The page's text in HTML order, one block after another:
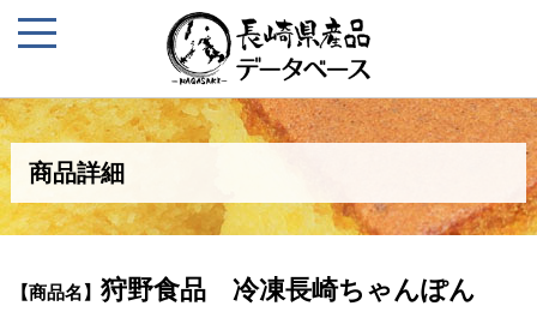
商品詳細
【商品名】 狩野食品 冷凍長崎ちゃんぽん